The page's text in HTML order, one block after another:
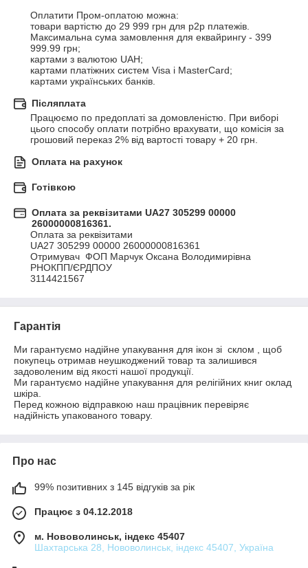
Оплатити Пром-оплатою можна:
товари вартістю до 29 999 грн для р2р платежів.
Максимальна сума замовлення для еквайрингу - 399
999.99 грн;
картами з валютою UAH;
картами платіжних систем Visa і MasterCard;
картами українських банків.
Післяплата
Працюємо по предоплаті за домовленістю. При виборі
цього способу оплати потрібно врахувати, що комісія за
грошовий переказ 2% від вартості товару + 20 грн.
Оплата на рахунок
Готівкою
Оплата за реквізитами UA27 305299 00000
26000000816361.
Оплата за реквізитами
UA27 305299 00000 26000000816361
Отримувач  ФОП Марчук Оксана Володимирівна
РНОКПП/ЄРДПОУ
3114421567
Гарантія
Ми гарантуємо надійне упакування для ікон зі  склом , щоб
покупець отримав неушкоджений товар та залишився
задоволеним від якості нашої продукції.
Ми гарантуємо надійне упакування для релігійних книг оклад
шкіра.
Перед кожною відправкою наш працівник перевіряє
надійність упакованого товару.
Про нас
99% позитивних з 145 відгуків за рік
Працює з 04.12.2018
м. Нововолинськ, індекс 45407
Шахтарська 28, Нововолинськ, індекс 45407, Україна